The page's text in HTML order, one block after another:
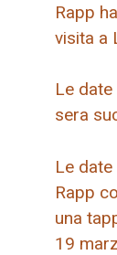
Rapp
visita a
Le
sera
Le
Rapp
una
19